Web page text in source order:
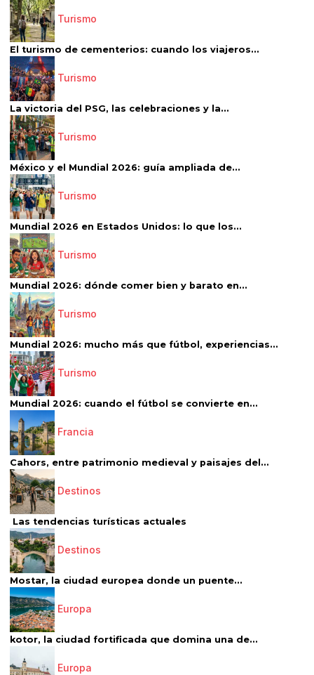
Turismo
El turismo de cementerios: cuando los viajeros...
Turismo
La victoria del PSG, las celebraciones y la...
Turismo
México y el Mundial 2026: guía ampliada de...
Turismo
Mundial 2026 en Estados Unidos: lo que los...
Turismo
Mundial 2026: dónde comer bien y barato en...
Turismo
Mundial 2026: mucho más que fútbol, experiencias...
Turismo
Mundial 2026: cuando el fútbol se convierte en...
Francia
Cahors, entre patrimonio medieval y paisajes del...
Destinos
Las tendencias turísticas actuales
Destinos
Mostar, la ciudad europea donde un puente...
Europa
kotor, la ciudad fortificada que domina una de...
Europa